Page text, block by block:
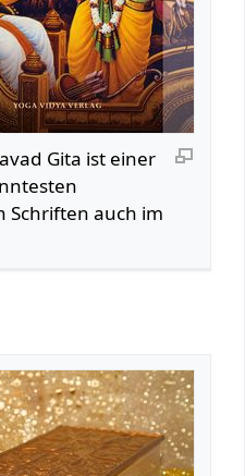
Gita ist einer
Schriften auch im